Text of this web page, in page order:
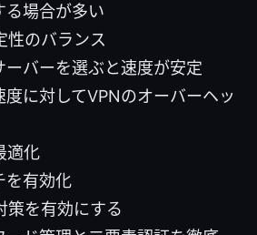
る場合が多い
性のバランス
ーバーを選ぶと速度が安定
度に対してVPNのオーバーヘッ
適化
を有効化
策を有効にする